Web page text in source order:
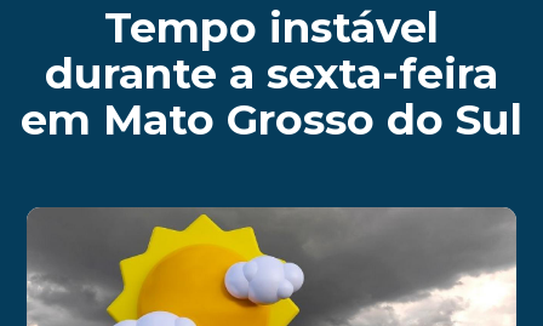
Tempo instável
durante a sexta-feira
em Mato Grosso do Sul